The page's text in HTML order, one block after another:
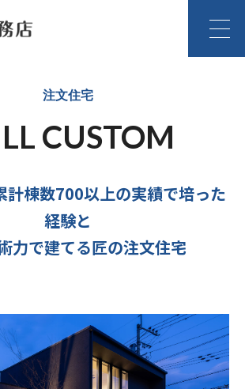
注文住宅
CUSTOM
計棟数700以上の実績で培った
経験と
力で建てる匠の注文住宅